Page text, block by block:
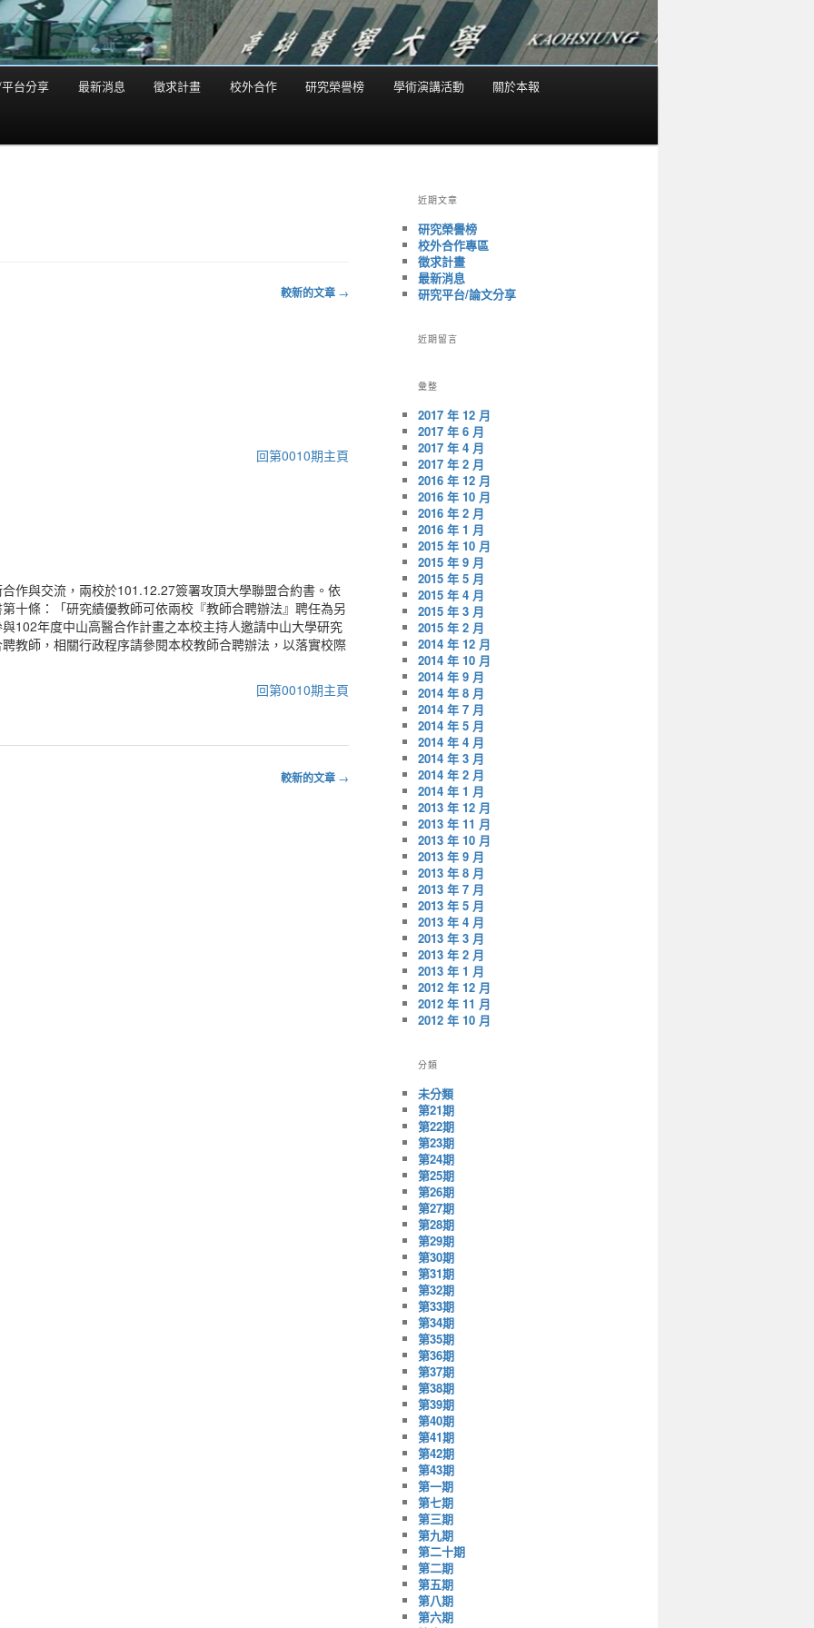
台分享 最新消息 徵求計畫 校外合作 研究榮譽榜 學術演講活動 關於本報
較新的文章 →
回第0010期主頁
作與交流，兩校於101.12.27簽署攻頂大學聯盟合約書。依
十條：「研究績優教師可依兩校『教師合聘辦法』聘任為另
102年度中山高醫合作計畫之本校主持人邀請中山大學研究
教師，相關行政程序請參閱本校教師合聘辦法，以落實校際
回第0010期主頁
較新的文章 →
近期文章
研究榮譽榜
校外合作專區
徵求計畫
最新消息
研究平台/論文分享
近期留言
彙整
2017 年 12 月
2017 年 6 月
2017 年 4 月
2017 年 2 月
2016 年 12 月
2016 年 10 月
2016 年 2 月
2016 年 1 月
2015 年 10 月
2015 年 9 月
2015 年 5 月
2015 年 4 月
2015 年 3 月
2015 年 2 月
2014 年 12 月
2014 年 10 月
2014 年 9 月
2014 年 8 月
2014 年 7 月
2014 年 5 月
2014 年 4 月
2014 年 3 月
2014 年 2 月
2014 年 1 月
2013 年 12 月
2013 年 11 月
2013 年 10 月
2013 年 9 月
2013 年 8 月
2013 年 7 月
2013 年 5 月
2013 年 4 月
2013 年 3 月
2013 年 2 月
2013 年 1 月
2012 年 12 月
2012 年 11 月
2012 年 10 月
分類
未分類
第21期
第22期
第23期
第24期
第25期
第26期
第27期
第28期
第29期
第30期
第31期
第32期
第33期
第34期
第35期
第36期
第37期
第38期
第39期
第40期
第41期
第42期
第43期
第一期
第七期
第三期
第九期
第二十期
第二期
第五期
第八期
第六期